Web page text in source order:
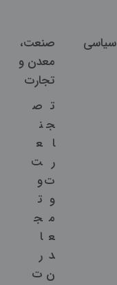
سیاسی
صنعت،
معدن و
تجارت
ت
ج
ا
ر
ت
و
م
ع
د
ن
ص
ن
ع
ت
و
ت
ج
ا
ر
ت